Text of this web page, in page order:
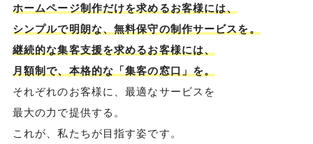
ホームページ制作だけを求めるお客様には、
シンプルで明朗な、無料保守の制作サービスを。
継続的な集客支援を求めるお客様には、
月額制で、本格的な「集客の窓口」を。
それぞれのお客様に、最適なサービスを
最大の力で提供する。
これが、私たちが目指す姿です。